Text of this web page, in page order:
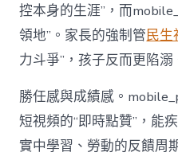
控本身的生涯”，而
領地”。家長的強制管民生
力斗爭”，孩子反而更陷溺
勝任感與成績感。
短視頻的“即時點贊”，能
實中學習、勞動的反饋周